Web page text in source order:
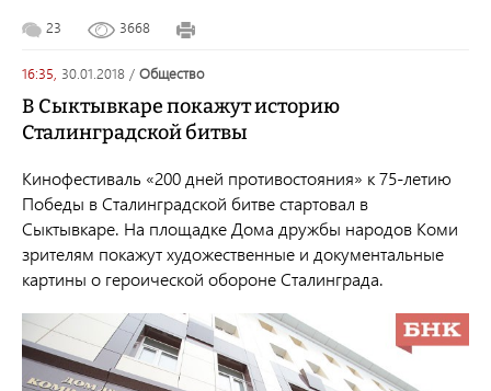
23 3668
16:35, 30.01.2018 / общество
В Сыктывкаре покажут историю
Сталинградской битвы
Кинофестиваль «200 дней противостояния» к 75-летию
Победы в Сталинградской битве стартовал в
Сыктывкаре. На площадке Дома дружбы народов Коми
зрителям покажут художественные и документальные
картины о героической обороне Сталинграда.